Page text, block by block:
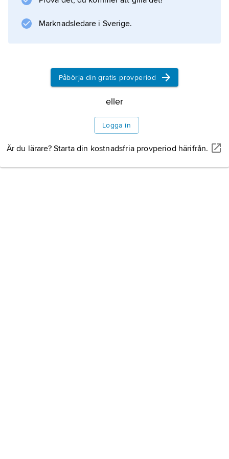
kom han till Paris, där han fick kontakt med
modernistisk konst, i synnerhet de
Information om artikeln
Marknadsledare i Sverige.
Påbörja din gratis provperiod
eller
Logga in
Är du lärare? Starta din kostnadsfria provperiod härifrån.